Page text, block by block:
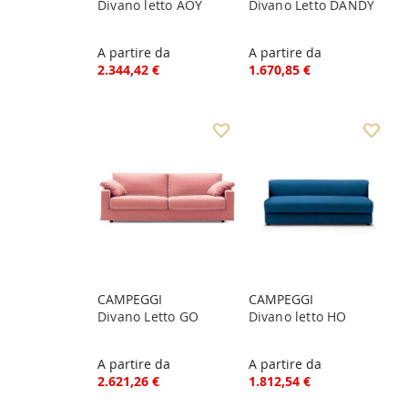
Divano letto AOY
A partire da
2.344,42 €
Divano Letto DANDY
A partire da
1.670,85 €
CAMPEGGI
Divano Letto GO
A partire da
2.621,26 €
CAMPEGGI
Divano letto HO
A partire da
1.812,54 €